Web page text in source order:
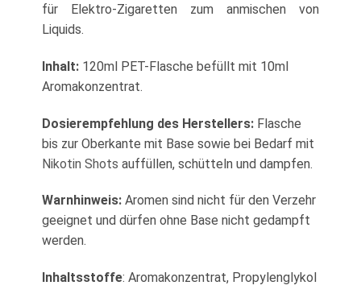
für Elektro-Zigaretten zum anmischen von
Liquids.
Inhalt:120ml PET-Flasche befüllt mit 10ml
Aromakonzentrat.
Dosierempfehlung des Herstellers:Flasche
bis zur Oberkante mit Base sowie bei Bedarf mit
Nikotin Shots auffüllen, schütteln und dampfen.
Warnhinweis:Aromen sind nicht für den Verzehr
geeignet und dürfen ohne Base nicht gedampft
werden.
Inhaltsstoffe: Aromakonzentrat, Propylenglykol